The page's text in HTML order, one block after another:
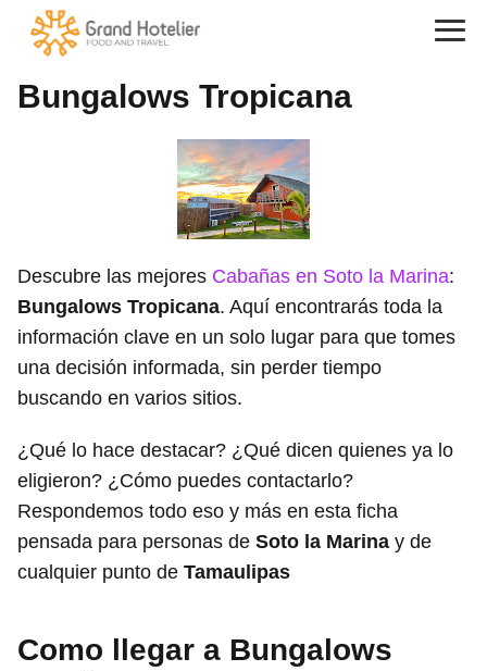
Bungalows Tropicana
Descubre las mejores Cabañas en Soto la Marina:
Bungalows Tropicana. Aquí encontrarás toda la
información clave en un solo lugar para que tomes
una decisión informada, sin perder tiempo
buscando en varios sitios.
¿Qué lo hace destacar? ¿Qué dicen quienes ya lo
eligieron? ¿Cómo puedes contactarlo?
Respondemos todo eso y más en esta ficha
pensada para personas de Soto la Marina y de
cualquier punto de Tamaulipas
Como llegar a Bungalows